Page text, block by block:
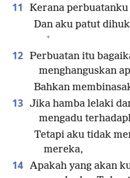
11
Kerana
Dan aku patut
+
12 Perbuatan itu
menghanguskan
Bahkan
13 Jika hamba lelaki
mengadu
Tetapi aku tidak
mereka,
14 Apakah yang akan